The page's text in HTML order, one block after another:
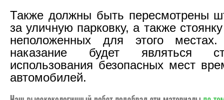
Также должны быть пересмотрены
за уличную парковку, а также
неположенных для этого местах.
наказание будет являться
использования безопасных мест
автомобилей.